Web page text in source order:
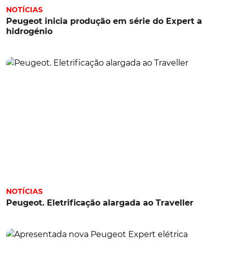
NOTÍCIAS
Peugeot inicia produção em série do Expert a
hidrogénio
NOTÍCIAS
Peugeot. Eletrificação alargada ao Traveller